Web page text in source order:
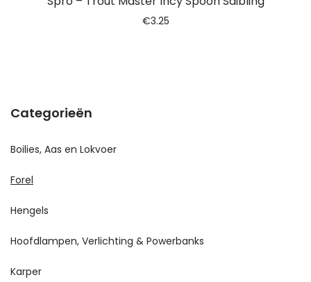
€3.25
Categorieën
Boilies, Aas en Lokvoer
Forel
Hengels
Hoofdlampen, Verlichting & Powerbanks
Karper